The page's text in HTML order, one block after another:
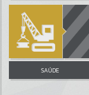
SAÚDE